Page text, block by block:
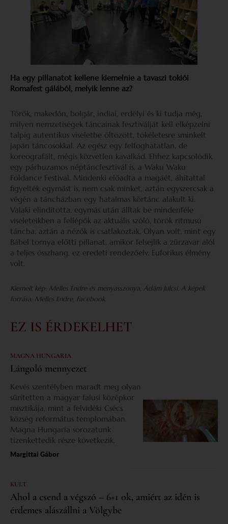
Ha egy pillanatot kellene kiemelnie a tavaszi tokiói
Romafest gálából, melyik lenne az?
Török, makedón, bolgár, indiai, erdélyi és ki tudja még,
milyen nemzetiségek táncainak fesztiválját kell elképzelni
talpig autentikus viseletbe öltözött, tökéletesre sminkelt
japán táncosokkal. Az egész egy felfoghatatlan, de
koreografált, mégis közvetlen kavalkád. Ehhez kapcsolódik
egy párhuzamos néptáncfesztivál is, a Waku Waku
Foldance Festival. Mindenki előadta a magáét, áhítattal
figyelték egymást is, nem csak minket, aztán egyszercsak a
végén a táncházban egy hatalmas körtánc alakult ki.
Valaki elindította, egymás után álltak be mindenféle
viseleteikben a fellépők az aktuális szóló, török ritmusú
táncba, aztán a nézők is csatlakoztak. Olyan volt, mint egy
Bábel tornya előtti pillanat, amikor felsejlik a zűrzavar alól
a teljes összhang, ez eredeti rendezőelv. Euforikus élmény
volt.
Kiemelt kép: Melles Endre és menyasszonya, Ádám Julcsi. A képek
forrása: Melles Endre, Facebook.
EZ IS ÉRDEKELHET
MAGNA HUNGARIA
Lángoló mennyezet
Kevés szentélyben maradt meg olyan
sűrítetten a magyar falusi középkor
misztikája, mint a felvidéki Csécs
község református templomában.
Magna Hungaria sorozatunk
tizenkettedik része következik.
Margittai Gábor
KULT
Ahol a csend a végszó – 6+1 ok, amiért az idén is
érdemes alászállni a Völgybe